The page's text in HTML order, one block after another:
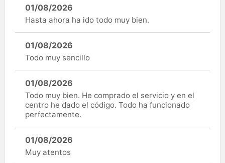
01/08/2026
Hasta ahora ha ido todo muy bien.
01/08/2026
Todo muy sencillo
01/08/2026
Todo muy bien. He comprado el servicio y en el
centro he dado el código. Todo ha funcionado
perfectamente.
01/08/2026
Muy atentos